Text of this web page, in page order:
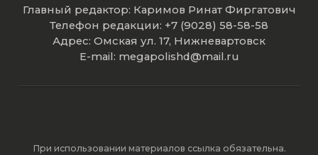
Главный редактор: Каримов Ринат Фиргатович
Телефон редакции: +7 (9028) 58-58-58
Адрес: Омская ул. 17, Нижневартовск
E-mail: megapolishd@mail.ru
При использовании материалов ссылка обязательна.